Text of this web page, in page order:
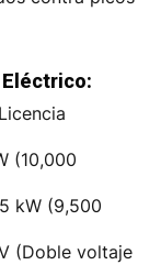
(10,000
kW (9,500
(Doble voltaje